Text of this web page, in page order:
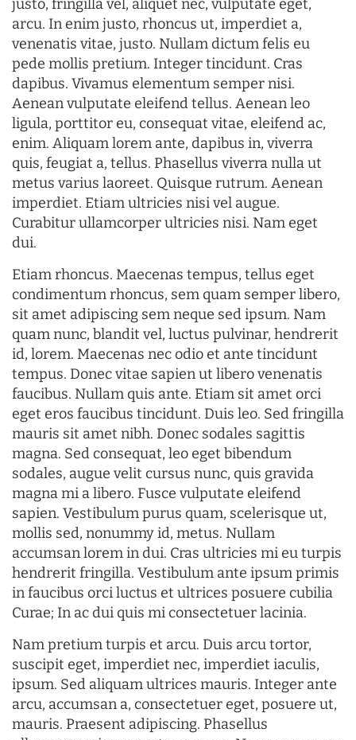
justo, fringilla vel, aliquet nec, vulputate eget,
arcu. In enim justo, rhoncus ut, imperdiet a,
venenatis vitae, justo. Nullam dictum felis eu
pede mollis pretium. Integer tincidunt. Cras
dapibus. Vivamus elementum semper nisi.
Aenean vulputate eleifend tellus. Aenean leo
ligula, porttitor eu, consequat vitae, eleifend ac,
enim. Aliquam lorem ante, dapibus in, viverra
quis, feugiat a, tellus. Phasellus viverra nulla ut
metus varius laoreet. Quisque rutrum. Aenean
imperdiet. Etiam ultricies nisi vel augue.
Curabitur ullamcorper ultricies nisi. Nam eget
dui.
Etiam rhoncus. Maecenas tempus, tellus eget
condimentum rhoncus, sem quam semper libero,
sit amet adipiscing sem neque sed ipsum. Nam
quam nunc, blandit vel, luctus pulvinar, hendrerit
id, lorem. Maecenas nec odio et ante tincidunt
tempus. Donec vitae sapien ut libero venenatis
faucibus. Nullam quis ante. Etiam sit amet orci
eget eros faucibus tincidunt. Duis leo. Sed fringilla
mauris sit amet nibh. Donec sodales sagittis
magna. Sed consequat, leo eget bibendum
sodales, augue velit cursus nunc, quis gravida
magna mi a libero. Fusce vulputate eleifend
sapien. Vestibulum purus quam, scelerisque ut,
mollis sed, nonummy id, metus. Nullam
accumsan lorem in dui. Cras ultricies mi eu turpis
hendrerit fringilla. Vestibulum ante ipsum primis
in faucibus orci luctus et ultrices posuere cubilia
Curae; In ac dui quis mi consectetuer lacinia.
Nam pretium turpis et arcu. Duis arcu tortor,
suscipit eget, imperdiet nec, imperdiet iaculis,
ipsum. Sed aliquam ultrices mauris. Integer ante
arcu, accumsan a, consectetuer eget, posuere ut,
mauris. Praesent adipiscing. Phasellus